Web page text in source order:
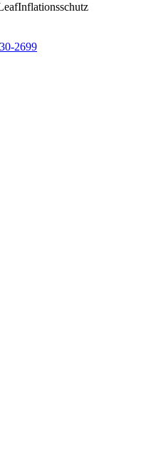
Inflationsschutz
2699